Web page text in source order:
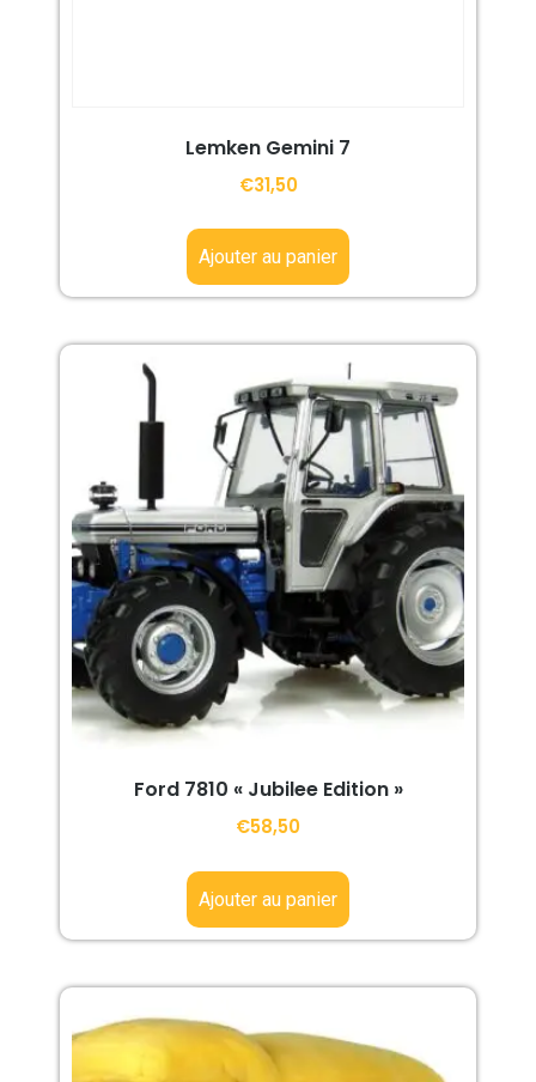
Lemken Gemini 7
€31,50
Ajouter au panier
Ford 7810 « Jubilee Edition »
€58,50
Ajouter au panier